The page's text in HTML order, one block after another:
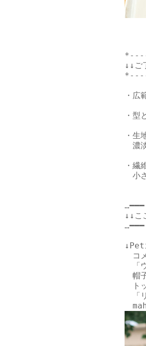
↓↓ご
・広
・型
・生
濃
・繊
小
↓↓こ
↓
コ
「
帽
ト
「